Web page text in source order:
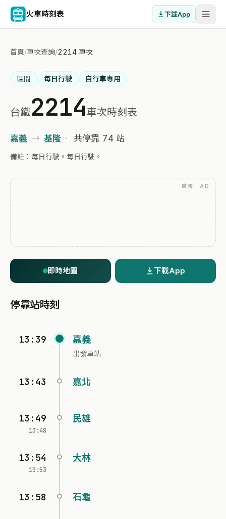
火車時刻表 下載App
首頁/車次查詢/2214 車次
區間 每日行駛 自行車專用
台鐵2214 車次時刻表
嘉義 → 基隆 · 共停靠 74 站
備註：每日行駛。每日行駛。
廣告 · AD
即時地圖 下載App
停靠站時刻
13:39 嘉義
出發車站
13:43 嘉北
13:49
13:48
民雄
13:54
13:53
大林
13:58 石龜